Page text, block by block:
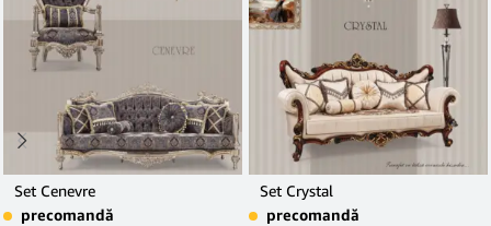
Set Cenevre
precomandă
Set Crystal
precomandă